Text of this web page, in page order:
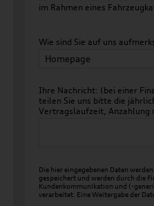
im Rahmen eines
Wie sind Sie auf uns
Ihre Nachricht: (bei einer
teilen Sie uns bitte die
Vertragslaufzeit, Anzahlung
Die hier eingegebenen Daten
gespeichert und werden durch die
Kundenkommunikation und (-
verarbeitet. Eine Weitergabe der